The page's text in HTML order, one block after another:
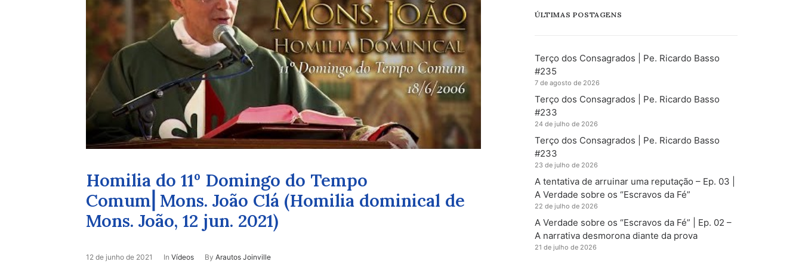
Homilia do 11º Domingo do Tempo
Comum⎜Mons. João Clá (Homilia dominical de
Mons. João, 12 jun. 2021)
12 de junho de 2021 In Vídeos By Arautos Joinville
ÚLTIMAS POSTAGENS
Terço dos Consagrados | Pe. Ricardo Basso
#235
7 de agosto de 2026
Terço dos Consagrados | Pe. Ricardo Basso
#233
24 de julho de 2026
Terço dos Consagrados | Pe. Ricardo Basso
#233
23 de julho de 2026
A tentativa de arruinar uma reputação – Ep. 03 |
A Verdade sobre os “Escravos da Fé”
22 de julho de 2026
A Verdade sobre os “Escravos da Fé” | Ep. 02 –
A narrativa desmorona diante da prova
21 de julho de 2026